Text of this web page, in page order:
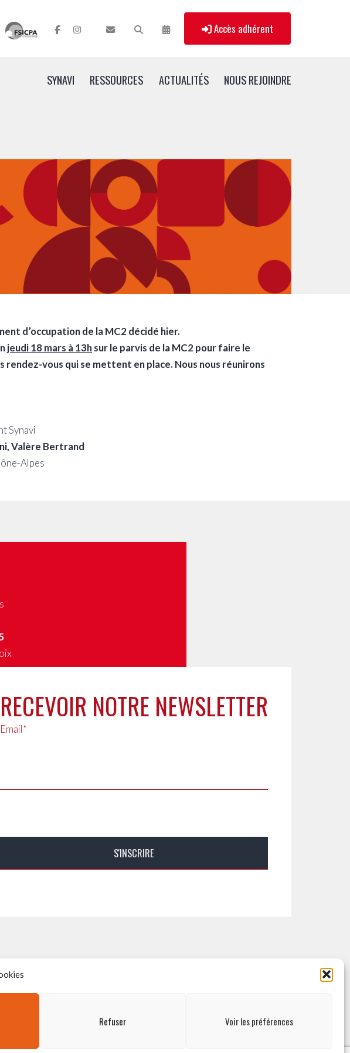
Refuser Voir les préférences
Accès adhérent
SYNAVI RESSOURCES ACTUALITÉS NOUS REJOINDRE
d’occupation de la MC2 décidé hier.
jeudi 18 mars à 13hsur le parvis de la MC2 pour faire le
vous qui se mettent en place. Nous nous réunirons
Synavi
Valère Bertrand
Alpes
RECEVOIR NOTRE NEWSLETTER
Email*